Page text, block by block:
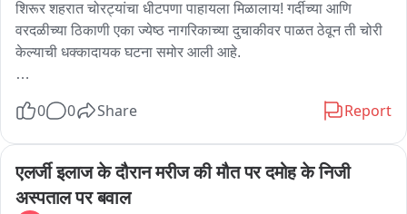
शिरूर शहरात चोरट्यांचा धीटपणा पाहायला मिळालाय! गर्दीच्या आणि
वरदळीच्या ठिकाणी एका ज्येष्ठ नागरिकाच्या दुचाकीवर पाळत ठेवून ती चोरी
केल्याची धक्कादायक घटना समोर आली आहे.
झाली आहे. चोरट्याने काही वेळ गाडीवर पाळत ठेवली आणि संधी साधत
आणि नागरिकांमध्ये भीतीचे वातावरण पसरले असून, पोलिसांकडून आता या
सीसीटीव्ही फुटेजच्या आधारे चोरट्याचा शोध सुरू आहे.
0 0 Share Report
एलर्जी इलाज के दौरान मरीज की मौत पर दमोह के निजी
अस्पताल पर बवाल